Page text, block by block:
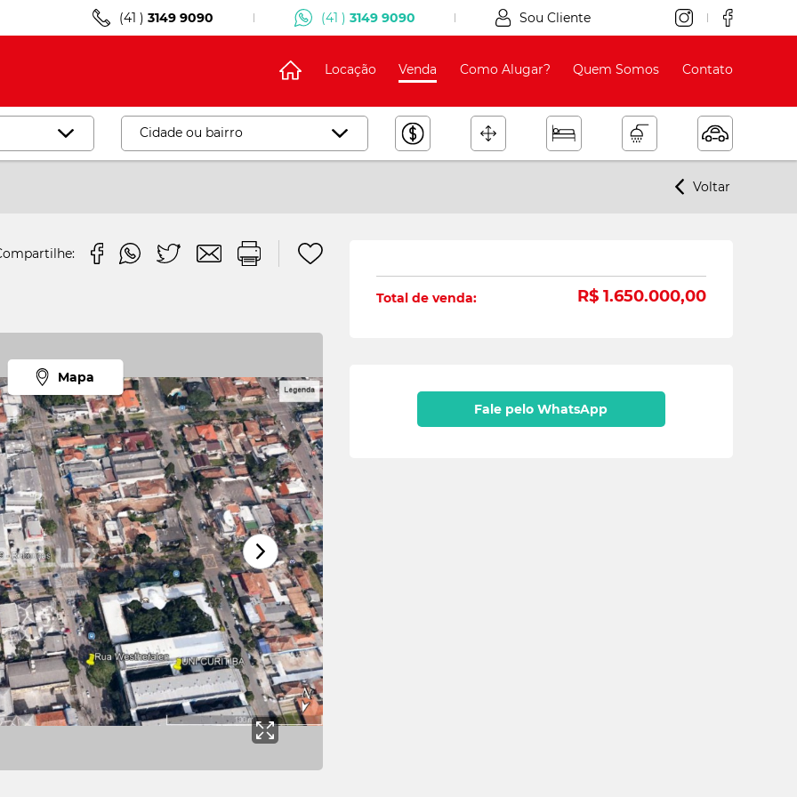
(41 ) 3149 9090 (41 ) 3149 9090 Sou Cliente
Locação Venda Como Alugar? Quem Somos Contato
3
8
26
5
1
3
Cidade ou bairro
Jardim Cecilia
Bigorrilho
Boa Vista
Boqueirao
Butiatuvinha
Campo Comprido
Capao Raso
Centro
Centro Civico
Cristo Rei
Merces
Voltar
Mapa
Total de venda: R$ 1.650.000,00
Fale pelo WhatsApp